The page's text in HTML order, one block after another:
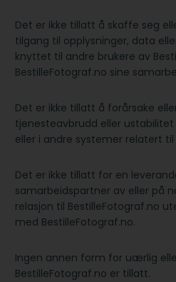
Det er ikke tillatt å skaffe seg
tilgang til opplysninger, data
knyttet til andre brukere av
BestilleFotograf.no sine
Det er ikke tillatt å forårsake
tjenesteavbrudd eller ustabilitet
eller i andre systemer relatert til
Det er ikke tillatt for en
samarbeidspartner av eller på
relasjon til BestilleFotograf.no
med BestilleFotograf.no.
Ingen annen form for uærlig
BestilleFotograf.no er tillatt.